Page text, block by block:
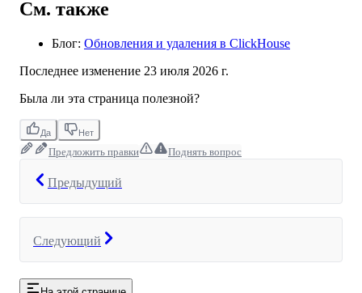
См. также
Блог: Обновления и удаления в ClickHouse
Последнее изменение 23 июля 2026 г.
Была ли эта страница полезной?
Да Нет
Предложить правки Поднять вопрос
Предыдущий
Следующий